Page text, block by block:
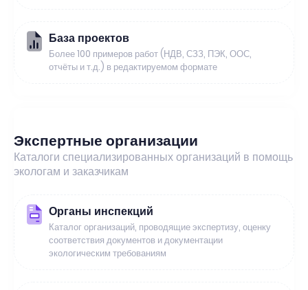
База проектов
Более 100 примеров работ (НДВ, СЗЗ, ПЭК, ООС,
отчёты и т.д.) в редактируемом формате
Экспертные организации
Каталоги специализированных организаций в помощь
экологам и заказчикам
Органы инспекций
Каталог организаций, проводящие экспертизу, оценку
соответствия документов и документации
экологическим требованиям